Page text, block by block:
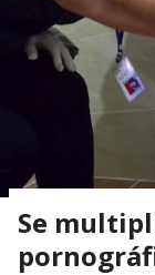
Se